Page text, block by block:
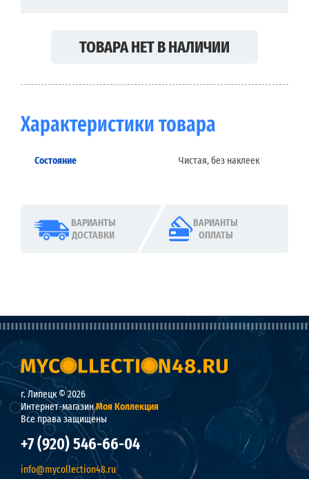
ТОВАРА НЕТ В НАЛИЧИИ
Характеристики товара
Состояние Чистая, без наклеек
ВАРИАНТЫ
ДОСТАВКИ
ВАРИАНТЫ
ОПЛАТЫ
г. Липецк © 2026
Интернет-магазинМоя Коллекция
Все права защищены
+7 (920) 546-66-04
info@mycollection48.ru